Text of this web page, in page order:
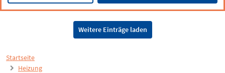
Startseite
Heizung
Weitere Einträge laden